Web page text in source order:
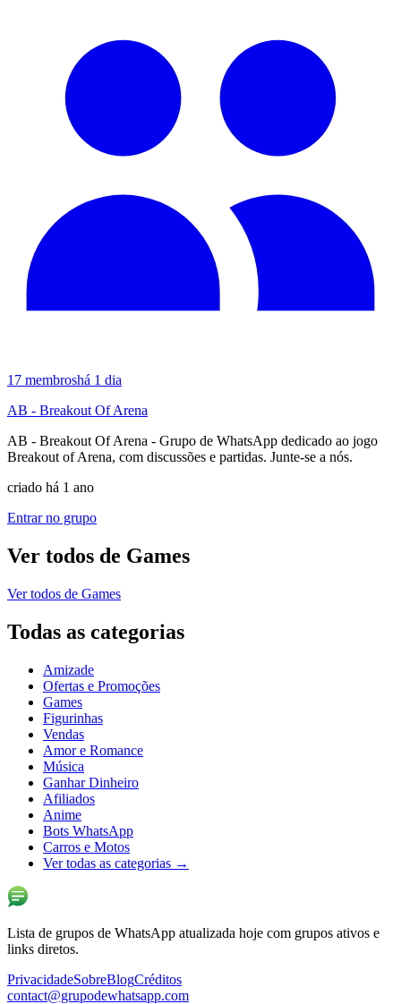
17 membroshá 1 dia
AB - Breakout Of Arena
AB - Breakout Of Arena - Grupo de WhatsApp dedicado ao jogo
Breakout of Arena, com discussões e partidas. Junte-se a nós.
criado há 1 ano
Entrar no grupo
Ver todos de Games
Ver todos de Games
Todas as categorias
Amizade
Ofertas e Promoções
Games
Figurinhas
Vendas
Amor e Romance
Música
Ganhar Dinheiro
Afiliados
Anime
Bots WhatsApp
Carros e Motos
Ver todas as categorias →
Lista de grupos de WhatsApp atualizada hoje com grupos ativos e
links diretos.
PrivacidadeSobreBlogCréditos
contact@grupodewhatsapp.com